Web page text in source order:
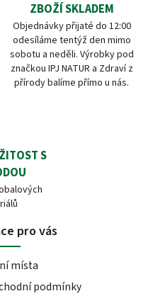
ZBOŽÍ SKLADEM
Objednávky přijaté do 12:00
odesíláme tentýž den mimo
sobotu a neděli. Výrobky pod
značkou IPJ NATUR a Zdraví z
přírody balíme přímo u nás.
S
pro vás
místa
podmínky